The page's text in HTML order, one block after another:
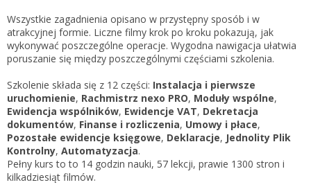
Zapomniałem hasła
Nie masz konta
Zarejestruj
Wszystkie zagadnienia opisano w przystępny sposób i w
atrakcyjnej formie. Liczne filmy krok po kroku pokazują, jak
wykonywać poszczególne operacje. Wygodna nawigacja ułatwia
poruszanie się między poszczególnymi częściami szkolenia.
Szkolenie składa się z 12 części: Instalacja i pierwsze
uruchomienie, Rachmistrz nexo PRO, Moduły wspólne,
Ewidencja wspólników, Ewidencje VAT, Dekretacja
dokumentów, Finanse i rozliczenia, Umowy i płace,
Pozostałe ewidencje księgowe, Deklaracje, Jednolity Plik
Kontrolny, Automatyzacja.
Pełny kurs to to 14 godzin nauki, 57 lekcji, prawie 1300 stron i
kilkadziesiąt filmów.